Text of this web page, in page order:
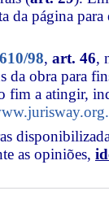
da página
98, art. 46,
da obra para
fim a atingir,
as opiniões,